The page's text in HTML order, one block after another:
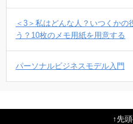
＜3＞私はどんな人？いつくか
う？10枚のメモ用紙を用意する
パーソナルビジネスモデル入門
先